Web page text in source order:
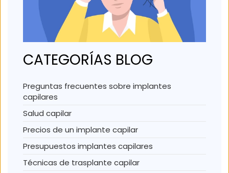
CATEGORÍAS BLOG
Preguntas frecuentes sobre implantes
capilares
Salud capilar
Precios de un implante capilar
Presupuestos implantes capilares
Técnicas de trasplante capilar